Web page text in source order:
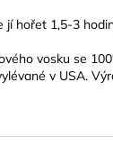
jí hořet 1,5-3
vosku se
v USA.